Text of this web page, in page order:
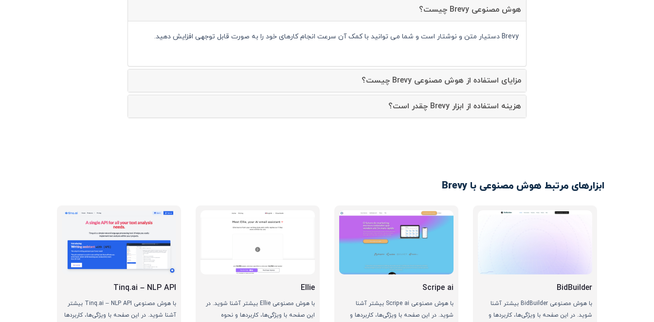
هوش مصنوعی Brevy چیست؟
Brevy دستیار متن و نوشتار است و شما می توانید با کمک آن سرعت انجام کارهای خود را به صورت قابل توجهی افزایش دهید.
مزایای استفاده از هوش مصنوعی Brevy چیست؟
هزینه استفاده از ابزار Brevy چقدر است؟
ابزارهای مرتبط هوش مصنوعی با Brevy
BidBuilder
با هوش مصنوعی BidBuilder بیشتر آشنا
شوید. در این صفحه با ویژگی‌ها، کاربردها و
Scripe ai
با هوش مصنوعی Scripe ai بیشتر آشنا
شوید. در این صفحه با ویژگی‌ها، کاربردها و
Ellie
با هوش مصنوعی Ellie بیشتر آشنا شوید. در
این صفحه با ویژگی‌ها، کاربردها و نحوه
Tinq.ai – NLP API
با هوش مصنوعی Tinq.ai – NLP API بیشتر
آشنا شوید. در این صفحه با ویژگی‌ها، کاربردها